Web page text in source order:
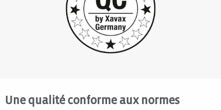
Une qualité conforme aux normes